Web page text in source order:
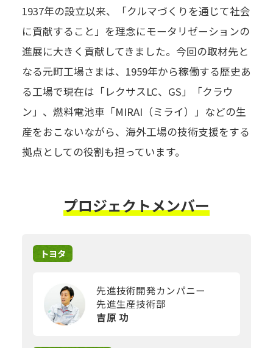
1937年の設立以来、「クルマづくりを通じて社会
に貢献すること」を理念にモータリゼーションの
進展に大きく貢献してきました。今回の取材先と
なる元町工場さまは、1959年から稼働する歴史あ
る工場で現在は「レクサスLC、GS」「クラウ
ン」、燃料電池車「MIRAI（ミライ）」などの生
産をおこないながら、海外工場の技術支援をする
拠点としての役割も担っています。
プロジェクトメンバー
トヨタ
先進技術開発カンパニー
先進生産技術部
吉原 功